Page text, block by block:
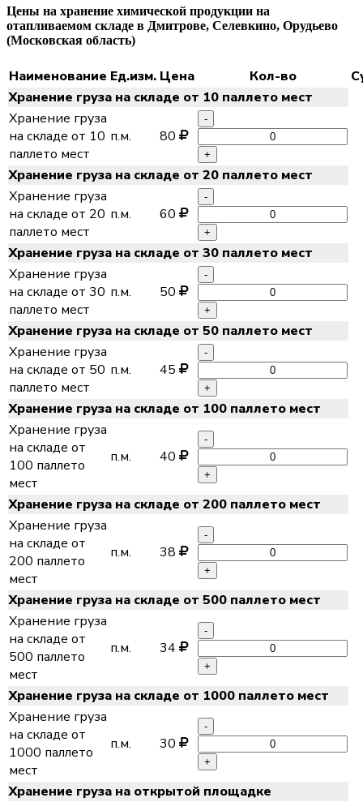
Цены на хранение химической продукции на
отапливаемом складе в Дмитрове, Селевкино, Орудьево
(Московская область)
Наименование Ед.изм. Цена Кол-во
Хранение груза на складе от 10 паллето мест
Хранение груза
на складе от 10
паллето мест
п.м. 80
-
+
Хранение груза на складе от 20 паллето мест
Хранение груза
на складе от 20
паллето мест
п.м. 60
-
+
Хранение груза на складе от 30 паллето мест
Хранение груза
на складе от 30
паллето мест
п.м. 50
-
+
Хранение груза на складе от 50 паллето мест
Хранение груза
на складе от 50
паллето мест
п.м. 45
-
+
Хранение груза на складе от 100 паллето мест
Хранение груза
на складе от
100 паллето
мест
п.м. 40
-
+
Хранение груза на складе от 200 паллето мест
Хранение груза
на складе от
200 паллето
мест
п.м. 38
-
+
Хранение груза на складе от 500 паллето мест
Хранение груза
на складе от
500 паллето
мест
п.м. 34
-
+
Хранение груза на складе от 1000 паллето мест
Хранение груза
на складе от
1000 паллето
мест
п.м. 30
-
+
Хранение груза на открытой площадке